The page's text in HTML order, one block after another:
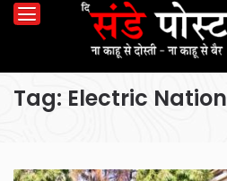
Tag: Electric Nation